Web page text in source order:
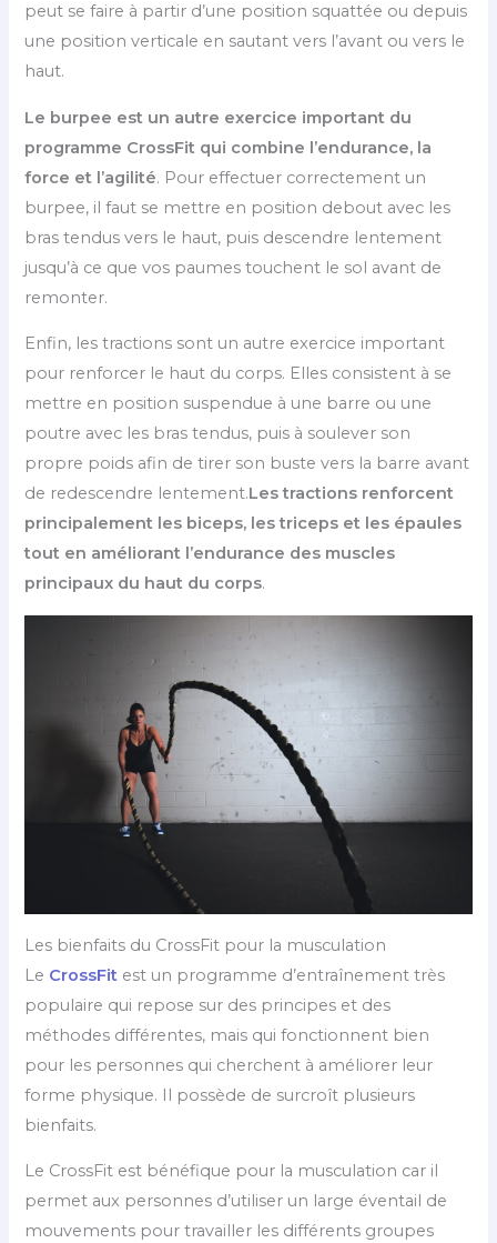
peut se faire à partir d’une position squattée ou depuis
une position verticale en sautant vers l’avant ou vers le
haut.
Le burpee est un autre exercice important du
programme CrossFit qui combine l’endurance, la
force et l’agilité. Pour effectuer correctement un
burpee, il faut se mettre en position debout avec les
bras tendus vers le haut, puis descendre lentement
jusqu’à ce que vos paumes touchent le sol avant de
remonter.
Enfin, les tractions sont un autre exercice important
pour renforcer le haut du corps. Elles consistent à se
mettre en position suspendue à une barre ou une
poutre avec les bras tendus, puis à soulever son
propre poids afin de tirer son buste vers la barre avant
de redescendre lentement.Les tractions renforcent
principalement les biceps, les triceps et les épaules
tout en améliorant l’endurance des muscles
principaux du haut du corps.
Les bienfaits du CrossFit pour la musculation
Le CrossFit est un programme d’entraînement très
populaire qui repose sur des principes et des
méthodes différentes, mais qui fonctionnent bien
pour les personnes qui cherchent à améliorer leur
forme physique. Il possède de surcroît plusieurs
bienfaits.
Le CrossFit est bénéfique pour la musculation car il
permet aux personnes d’utiliser un large éventail de
mouvements pour travailler les différents groupes